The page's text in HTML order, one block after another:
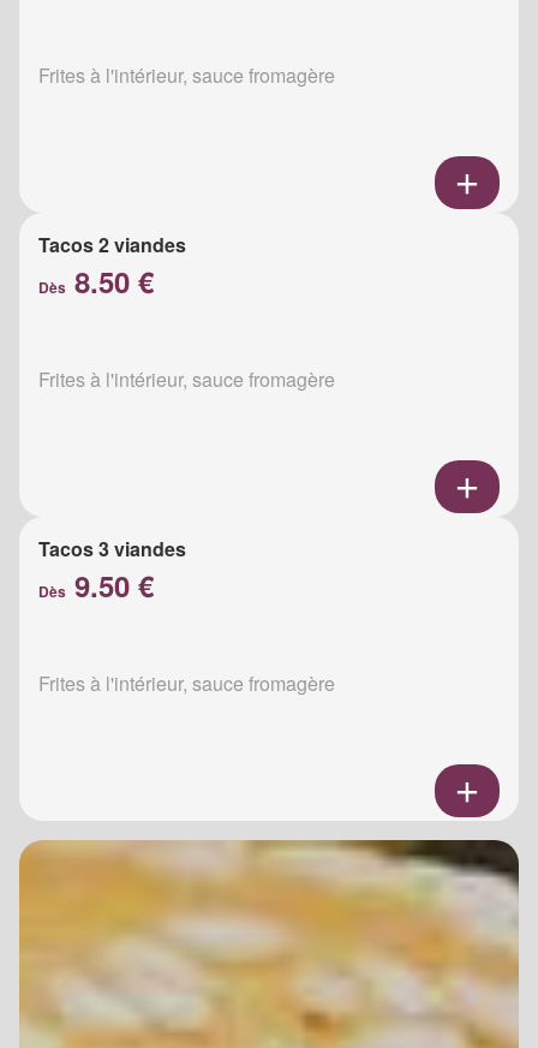
Frites à l'intérieur, sauce fromagère
Tacos 2 viandes
Dès 8.50 €
Frites à l'intérieur, sauce fromagère
Tacos 3 viandes
Dès 9.50 €
Frites à l'intérieur, sauce fromagère